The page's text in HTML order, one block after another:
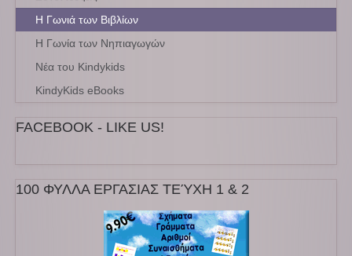
Η Γωνιά των Βιβλίων
Η Γωνία των Νηπιαγωγών
Νέα του Kindykids
KindyKids eBooks
FACEBOOK - LIKE US!
100 ΦΥΛΛΑ ΕΡΓΑΣΙΑΣ ΤΕΎΧΗ 1 & 2